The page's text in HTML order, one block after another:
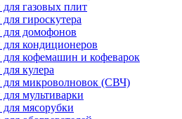
для газовых плит
для гироскутера
для домофонов
для кондиционеров
для кофемашин и кофеварок
кулера
для микроволновок (СВЧ)
для мультиварки
для мясорубки